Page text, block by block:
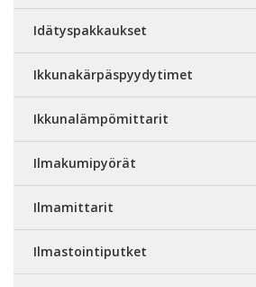
Idätyspakkaukset
Ikkunakärpäspyydytimet
Ikkunalämpömittarit
Ilmakumipyörät
Ilmamittarit
Ilmastointiputket